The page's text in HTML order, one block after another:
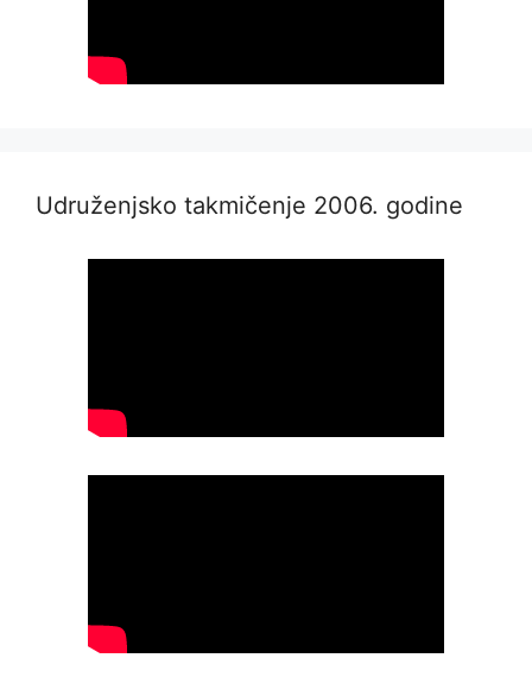
Udruženjsko takmičenje 2006. godine